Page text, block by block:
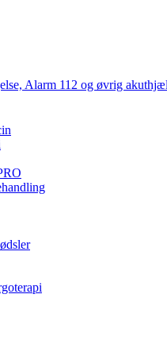
Alarm 112 og øvrig